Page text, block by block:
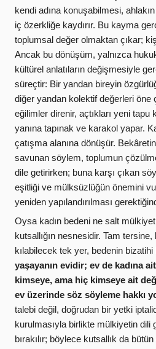
kendi adına konuşabilmesi,
iç özerkliğe kaydırır. Bu kayma
toplumsal değer olmaktan çıkar;
Ancak bu dönüşüm, yalnızca
kültürel anlatıların değişmesiyle
süreçtir: Bir yandan bireyin
diğer yandan kolektif değerleri öne
eğilimler direnir, açtıkları yeni
yanına tapınak ve karakol yapar.
çatışma alanına dönüşür.
savunan söylem, toplumun
dile getirirken; buna karşı çıkan
eşitliği ve mülksüzlüğün önemini
yeniden yapılandırılması
Oysa kadın bedeni ne salt
kutsallığın nesnesidir. Tam
kılabilecek tek yer, bedenin bizatihi
yaşayanın evidir; ev de kadına
kimseye, ama hiç kimseye ait
ev üzerinde söz söyleme hakkı
talebi değil, doğrudan bir yetki
kurulmasıyla birlikte mülkiyetin dili
bırakılır; böylece kutsallık da